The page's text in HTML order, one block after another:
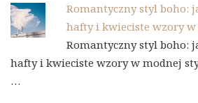
Romantyczny styl boho:
hafty i kwieciste wzory
Romantyczny styl boho:
hafty i kwieciste wzory w modnej
…